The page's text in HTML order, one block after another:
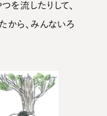
流したりして、
から、みんないろ